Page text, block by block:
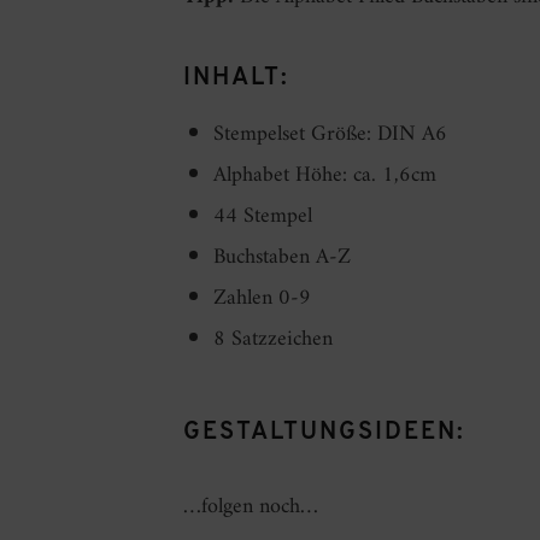
INHALT:
Stempelset Größe: DIN A6
Alphabet Höhe: ca. 1,6cm
44 Stempel
Buchstaben A-Z
Zahlen 0-9
8 Satzzeichen
GESTALTUNGSIDEEN:
…folgen noch…